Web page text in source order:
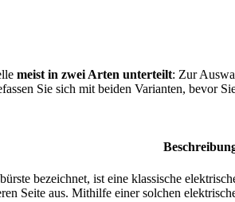
meist in zwei Arten unterteilt: Zur
Sie sich mit beiden Varianten, bevor
bezeichnet, ist eine klassische
Seite aus. Mithilfe einer solchen